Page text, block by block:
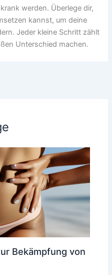
werden. Überlege dir,
kannst, um deine
Jeder kleine Schritt zählt
Unterschied machen.
Bekämpfung von